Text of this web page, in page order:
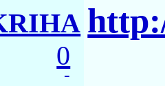
0
-